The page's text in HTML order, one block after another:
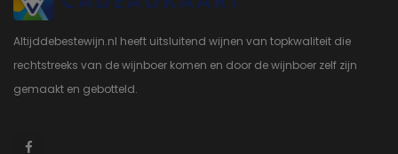
Altijddebestewijn.nl heeft uitsluitend wijnen van topkwaliteit die
rechtstreeks van de wijnboer komen en door de wijnboer zelf zijn
gemaakt en gebotteld.